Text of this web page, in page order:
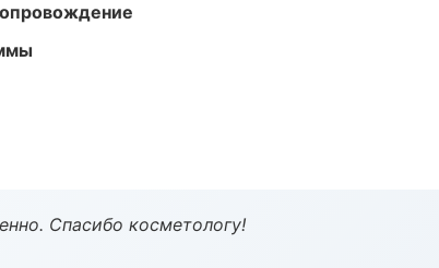
Спасибо косметологу!